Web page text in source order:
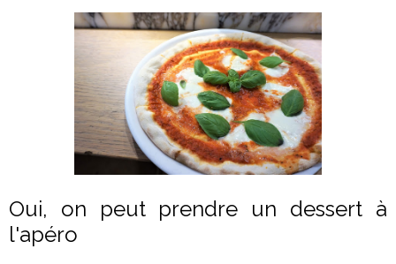
Oui, on peut prendre un dessert à
l'apéro